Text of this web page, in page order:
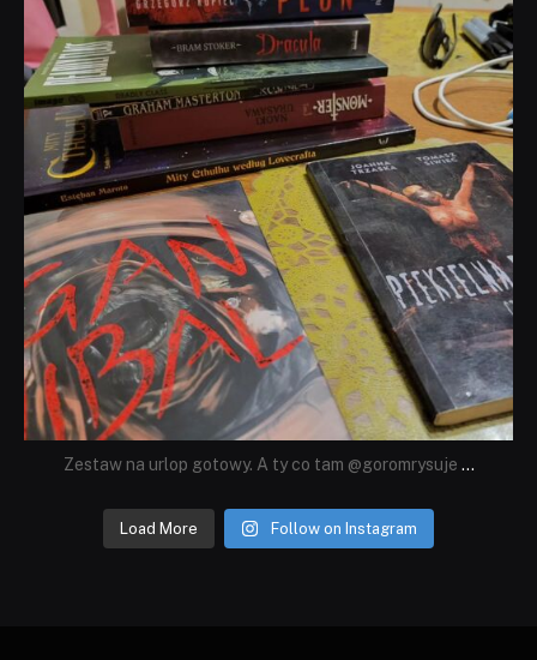
Zestaw na urlop gotowy. A ty co tam @goromrysuje ...
Load More Follow on Instagram